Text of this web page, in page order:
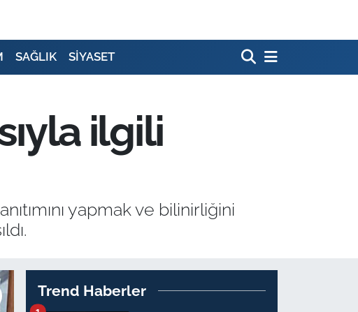
SAĞLIK SİYASET
ilgili
yapmak ve bilinirliğini
Trend Haberler